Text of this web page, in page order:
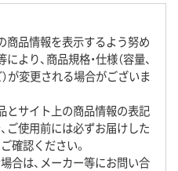
商品情報を表示するよう努め
より、商品規格・仕様（容量、
が変更される場合がございま
とサイト上の商品情報の表記
ご使用前には必ずお届けした
確認ください。
合は、メーカー等にお問い合